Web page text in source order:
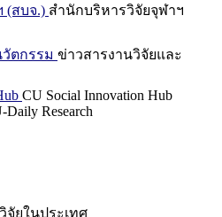
(สบจ.) สำนักบริหารวิจัยจุฬาฯ
ตกรรม ข่าวสารงานวิจัยและ
CU Social Innovation Hub
Daily Research
จัยในประเทศ